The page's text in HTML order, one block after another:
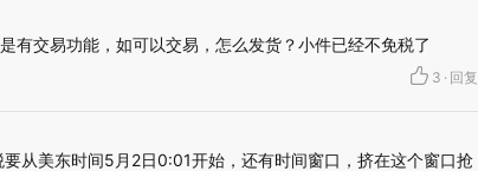
有交易功能，如可以交易，怎么发货？小件已经不免税了
3 · 回复
从美东时间5月2日0:01开始，还有时间窗口，挤在这个窗口抢